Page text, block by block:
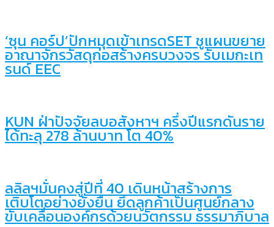
‘ซุน คอร์ป’ปักหมุดเข้าเทรดSET ชูแผนขยาย
อาณาจักรวัสดุก่อสร้างครบวงจร รับเมกะเท
รนด์ EEC
KUN ฝ่าปัจจัยลบอสังหาฯ ครึ่งปีแรกดันราย
ได้ทะลุ 278 ล้านบาท โต 40%
ลลิลฯมั่นคงสู่ปีที่ 40 เดินหน้าสร้างการ
เติบโตอย่างยั่งยืน ยึดลูกค้าเป็นศูนย์กลาง
ขับเคลื่อนองค์กรด้วยนวัตกรรม ธรรมาภิบาล